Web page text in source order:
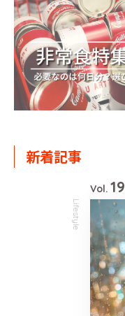
新着記事
Lifestyle
Vol.